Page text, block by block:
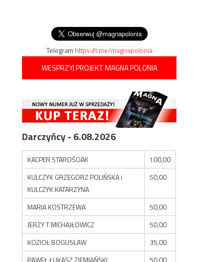
Telegramhttps://t.me/magnapolonia
WESPRZYJ PROJEKT MAGNA POLONIA
Darczyńcy - 6.08.2026
KACPER STAROŚCIAK
100,00
KULCZYK GRZEGORZ POLIŃSKA i
KULCZYK KATARZYNA
50,00
MARIA KOSTRZEWA
50,00
JERZY T MICHAJŁOWICZ
50,00
KOZIOŁ BOGUSŁAW
35,00
PAWEŁ ŁUKASZ ZIEMIAŃSKI
50,00